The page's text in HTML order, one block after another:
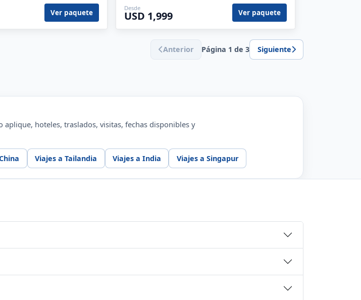
Ver paquete
Desde
USD 1,999 Ver paquete
Anterior Página 1 de 3 Siguiente
aplique, hoteles, traslados, visitas, fechas disponibles y
Viajes a Tailandia Viajes a India Viajes a Singapur